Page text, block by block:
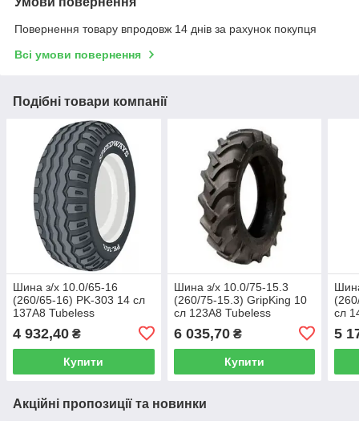
Повернення товару впродовж 14 днів за рахунок покупця
Всі умови повернення
Подібні товари компанії
Шина з/х 10.0/65-16
(260/65-16) PK-303 14 сл
137A8 Tubeless
4 932,40 ₴
Купити
Шина з/х 10.0/75-15.3
(260/75-15.3) GripKing 10
сл 123A8 Tubeless
6 035,70₴
Купити
сл
5
Акційні пропозиції та новинки